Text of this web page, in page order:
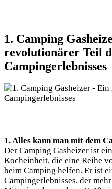
1. Camping
revolutionärer Teil
Campingerlebnisses
1. Alles kann man mit dem
Der Camping Gasheizer ist
Kocheinheit, die eine Reihe
beim Camping helfen. Er ist
Campingerlebnisses, der